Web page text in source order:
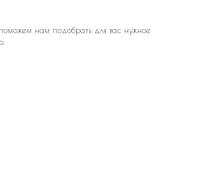
нам подобрать для вас нужное